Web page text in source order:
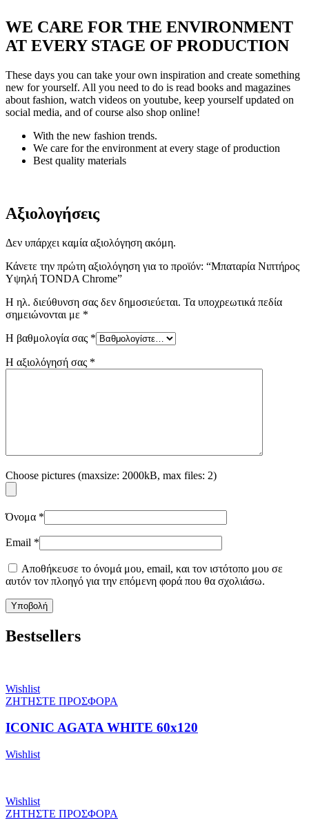
WE CARE FOR THE ENVIRONMENT
AT EVERY STAGE OF PRODUCTION
These days you can take your own inspiration and create something
new for yourself. All you need to do is read books and magazines
about fashion, watch videos on youtube, keep yourself updated on
social media, and of course also shop online!
With the new fashion trends.
We care for the environment at every stage of production
Best quality materials
Αξιολογήσεις
Δεν υπάρχει καμία αξιολόγηση ακόμη.
Κάνετε την πρώτη αξιολόγηση για το προϊόν: “Μπαταρία Νιπτήρος
Υψηλή TONDA Chrome”
Η ηλ. διεύθυνση σας δεν δημοσιεύεται. Τα υποχρεωτικά πεδία
σημειώνονται με *
Η βαθμολογία σας *
Η αξιολόγησή σας *
Choose pictures (maxsize: 2000kB, max files: 2)
Όνομα *
Email *
Αποθήκευσε το όνομά μου, email, και τον ιστότοπο μου σε
αυτόν τον πλοηγό για την επόμενη φορά που θα σχολιάσω.
Bestsellers
Wishlist
ΖΗΤΗΣΤΕ ΠΡΟΣΦΟΡΑ
ICONIC AGATA WHITE 60x120
Wishlist
Wishlist
ΖΗΤΗΣΤΕ ΠΡΟΣΦΟΡΑ